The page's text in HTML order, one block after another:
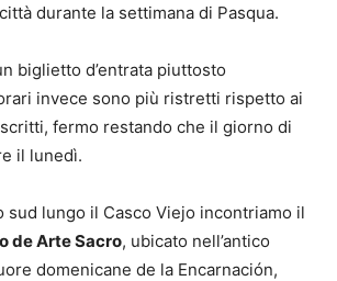
durante la settimana di Pasqua.
biglietto d’entrata piuttosto
invece sono più ristretti rispetto ai
fermo restando che il giorno di
il lunedì.
sud lungo il Casco Viejo incontriamo il
de Arte Sacro, ubicato nell’antico
domenicane de la Encarnación,